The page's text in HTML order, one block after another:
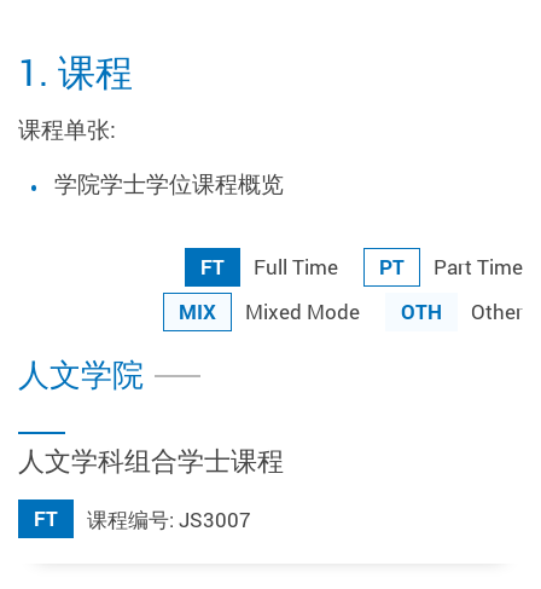
1. 课程
课程单张:
学院学士学位课程概览
FT Full Time PT
Part Time
MIX
Mixed Mode OTH Other
人文学院
人文学科组合学士课程
FT 课程编号: JS3007